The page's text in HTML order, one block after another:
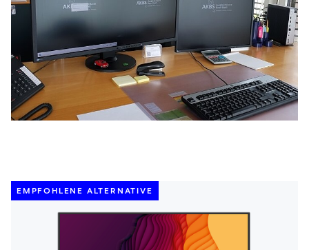
EMPFOHLENE ALTERNATIVE